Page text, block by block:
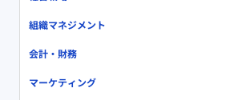
組織マネジメント
会計・財務
マーケティング